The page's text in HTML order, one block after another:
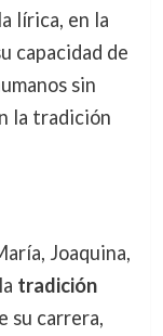
lírica, en la
capacidad de
sin
la tradición
Joaquina,
tradición
su carrera,